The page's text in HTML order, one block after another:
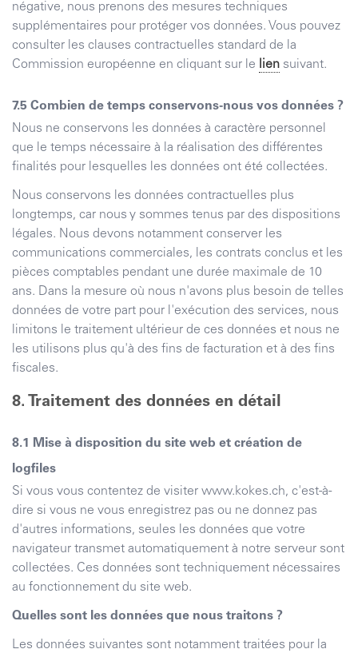
négative, nous prenons des mesures techniques
supplémentaires pour protéger vos données. Vous pouvez
consulter les clauses contractuelles standard de la
Commission européenne en cliquant sur le
lien suivant.
Combien de temps conservons-nous vos données ?
Nous ne conservons les données à caractère personnel
que le temps nécessaire à la réalisation des différentes
finalités pour lesquelles les données ont été collectées.
Nous conservons les données contractuelles plus
longtemps, car nous y sommes tenus par des dispositions
légales. Nous devons notamment conserver les
communications commerciales, les contrats conclus et les
pièces comptables pendant une durée maximale de 10
ans. Dans la mesure où nous n'avons plus besoin de telles
données de votre part pour l'exécution des services, nous
limitons le traitement ultérieur de ces données et nous ne
les utilisons plus qu'à des fins de facturation et à des fins
fiscales.
Traitement des données en détail
Mise à disposition du site web et création de
logfiles
Si vous vous contentez de visiter www.kokes.ch, c'est-à-
dire si vous ne vous enregistrez pas ou ne donnez pas
d'autres informations, seules les données que votre
navigateur transmet automatiquement à notre serveur sont
collectées. Ces données sont techniquement nécessaires
au fonctionnement du site web.
Quelles sont les données que nous traitons ?
Les données suivantes sont notamment traitées pour la